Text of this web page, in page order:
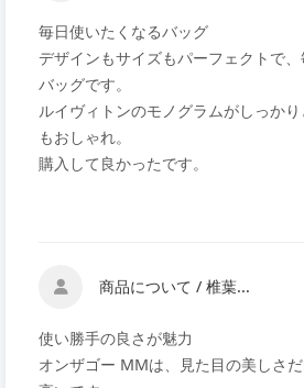
毎日使いたくなるバッグ
デザインもサイズもパーフェクトで
バッグです。
ルイヴィトンのモノグラムがしっか
もおしゃれ。
購入して良かったです。
商品について / 椎葉...
使い勝手の良さが魅力
オンザゴー MMは、見た目の美しさ